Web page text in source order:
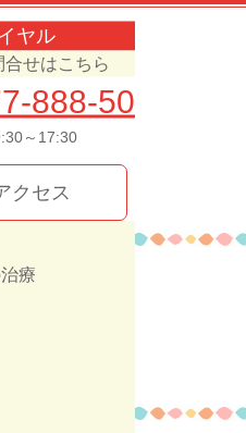
ヤル
せはこちら
888-50
～17:30
療
クセス